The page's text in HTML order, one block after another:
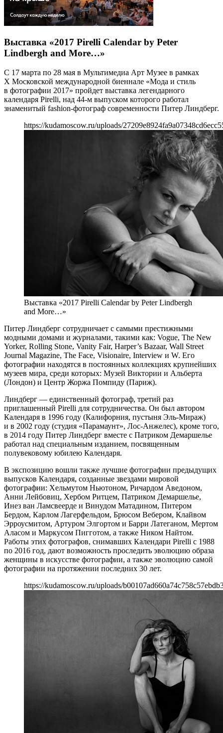
Выставка «2017 Pirelli Calendar by Peter
Lindbergh and More…»
С 17 марта по 28 мая в Мультимедиа Арт Музее в рамках
X Московской международной биеннале «Мода и стиль
в фотографии 2017» пройдет выставка легендарного
календаря Pirelli, над 44-м выпуском которого работал
знаменитый fashion-фотограф современности Питер Линдберг.
https://kudamoscow.ru/uploads/
Выставка «2017 Pirelli Calendar by Peter Lindbergh
and More…»
Питер Линдберг сотрудничает с самыми престижными
модными домами и журналами, такими как: Vogue, The New
Yorker, Rolling Stone, Vanity Fair, Harper’s Bazaar, Wall Street
Journal Magazine, The Face, Visionaire, Interview и W. Его
фотографии находятся в постоянных коллекциях крупнейших
музеев мира, среди которых: Музей Виктории и Альберта
(Лондон) и Центр Жоржа Помпиду (Париж).
Линдберг — единственный фотограф, третий раз
приглашенный Pirelli для сотрудничества. Он был автором
Календаря в 1996 году (Калифорния, пустыня Эль-Мираж)
и в 2002 году (студия «Парамаунт», Лос-Анжелес), кроме того,
в 2014 году Питер Линдберг вместе с Патриком Демаршелье
работал над специальным изданием, посвященным
полувековому юбилею Календаря.
В экспозицию вошли также лучшие фотографии предыдущих
выпусков Календаря, созданные звездами мировой
фотографии: Хельмутом Ньютоном, Ричардом Аведоном,
Анни Лейбовиц, Хербом Ритцем, Патриком Демаршелье,
Инез ван Ламсвеерде и Винудом Матадином, Питером
Бердом, Карлом Лагерфельдом, Брюсом Вебером, Клайвом
Эрроусмитом, Артуром Элгортом и Барри Латеганом, Мертом
Аласом и Маркусом Пигготом, а также Ником Найтом.
Работы этих фотографов, снимавших Календари Pirelli с 1988
по 2016 год, дают возможность проследить эволюцию образа
женщины в искусстве фотографии, а также эволюцию самой
фотографии на протяжении последних 30 лет.
https://kudamoscow.ru/uploads/